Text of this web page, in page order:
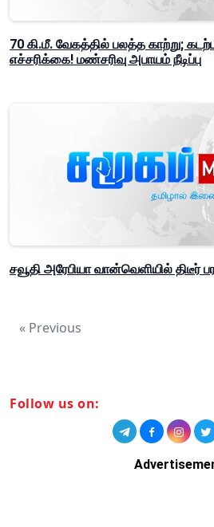
70 கி.மீ. வேகத்தில் பலத்த காற்று;
எச்சரிக்கை! மண்சரிவு அபாயம் நீடிப்பு
சவூதி அரேபியா வான்வெளியில் திடீர்
« Previous
Follow us on: